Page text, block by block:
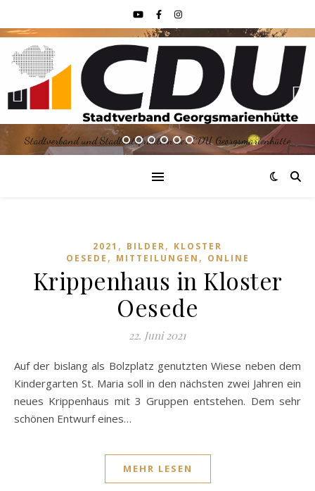
Stadtverband und Stadtratsfraktion der CDU Georgsmarienhütte
2021 , BILDER, KLOSTER
OESEDE , MITTEILUNGEN , ONLINE
Krippenhaus in Kloster
Oesede
22. Juni 2021
Auf der bislang als Bolzplatz genutzten Wiese neben dem
Kindergarten St. Maria soll in den nächsten zwei Jahren ein
neues Krippenhaus mit 3 Gruppen entstehen. Dem sehr
schönen Entwurf eines…
MEHR LESEN